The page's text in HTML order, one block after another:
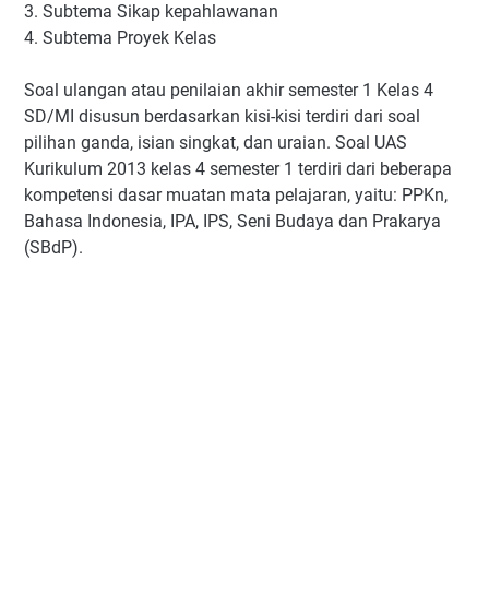
3. Subtema Sikap kepahlawanan
4. Subtema Proyek Kelas
Soal ulangan atau penilaian akhir semester 1 Kelas 4
SD/MI disusun berdasarkan kisi-kisi terdiri dari soal
pilihan ganda, isian singkat, dan uraian. Soal UAS
Kurikulum 2013 kelas 4 semester 1 terdiri dari beberapa
kompetensi dasar muatan mata pelajaran, yaitu: PPKn,
Bahasa Indonesia, IPA, IPS, Seni Budaya dan Prakarya
(SBdP).